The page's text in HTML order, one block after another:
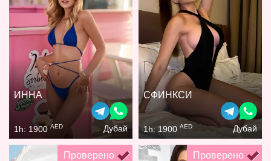
ИННА
1h: 1900 AED Дубай
СФИНКСИ
1h: 1900 AED Дубай
Проверено Проверено